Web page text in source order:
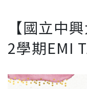
【國立中
2學期EMI